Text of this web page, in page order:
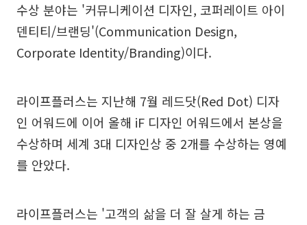
수상 분야는 '커뮤니케이션 디자인, 코퍼레이트 아이
덴티티/브랜딩'(Communication Design,
Corporate Identity/Branding)이다.
라이프플러스는 지난해 7월 레드닷(Red Dot) 디자
인 어워드에 이어 올해 iF 디자인 어워드에서 본상을
수상하며 세계 3대 디자인상 중 2개를 수상하는 영예
를 안았다.
라이프플러스는 '고객의 삶을 더 잘 살게 하는 금